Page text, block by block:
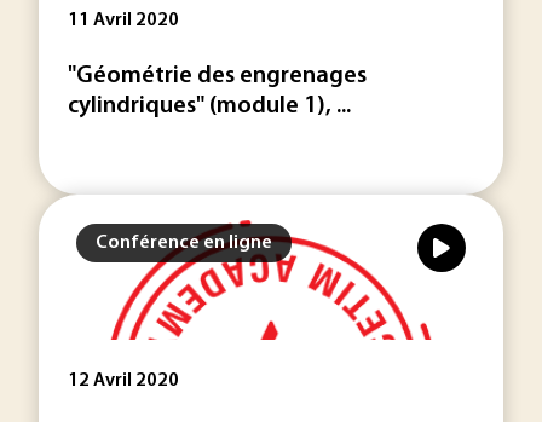
11 Avril 2020
"Géométrie des engrenages
cylindriques" (module 1), ...
Conférence en ligne
12 Avril 2020